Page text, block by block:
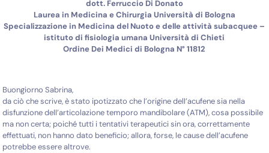
dott. Ferruccio Di Donato
Laurea in Medicina e Chirurgia Università di Bologna
Specializzazione in Medicina del Nuoto e delle attività subacquee –
istituto di fisiologia umana Università di Chieti
Ordine Dei Medici di Bologna N° 11812
Buongiorno Sabrina,
da ciò che scrive, è stato ipotizzato che l’origine dell’acufene sia nella
disfunzione dell’articolazione temporo mandibolare (ATM), cosa possibile
ma non certa; poiché tutti i tentativi terapeutici sin ora, correttamente
effettuati, non hanno dato beneficio; allora, forse, le cause dell’acufene
potrebbe essere altrove.